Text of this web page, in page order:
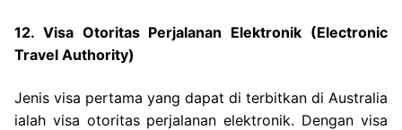
12. Visa Otoritas Perjalanan Elektronik (Electronic
Travel Authority)
Jenis visa pertama yang dapat di terbitkan di Australia
ialah visa otoritas perjalanan elektronik. Dengan visa